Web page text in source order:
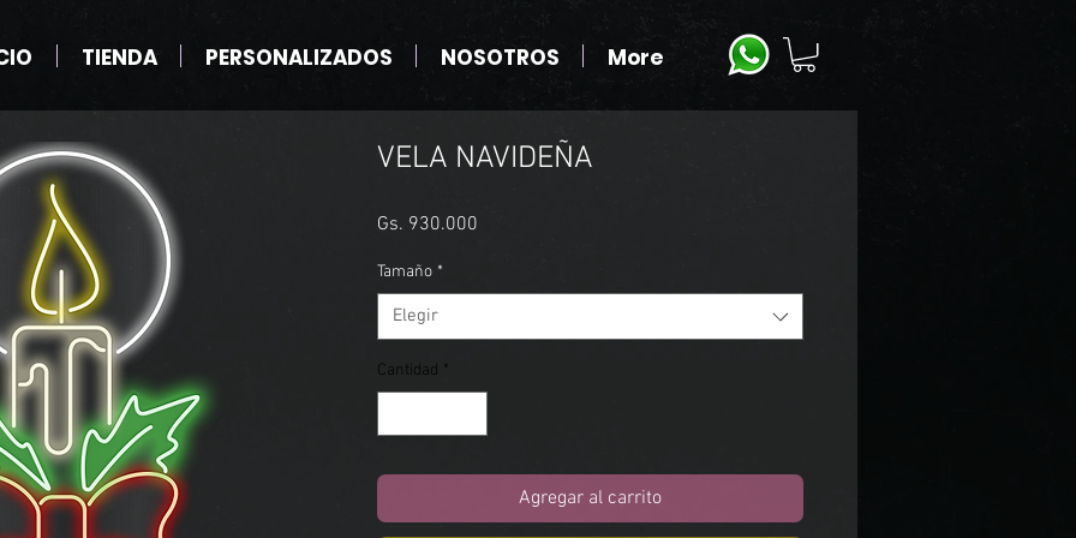
TIENDA PERSONALIZADOS NOSOTROS More
VELA NAVIDEÑA
Gs. 930.000
Tamaño *
Elegir
Cantidad *
Agregar al carrito